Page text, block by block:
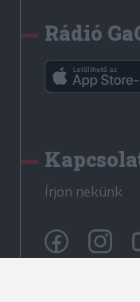
Rádió
Írjon nekünk